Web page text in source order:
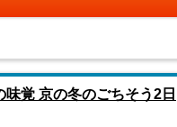
覚 京の冬のごちそう2日